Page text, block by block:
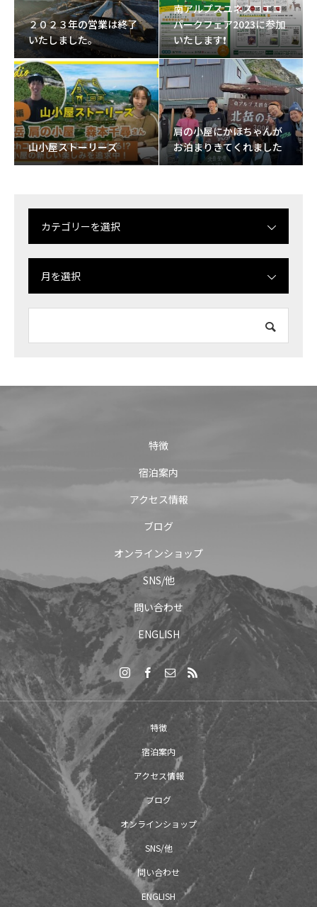
２０２３年の営業は終了
いたしました。
南アルプスユネスコエコ
パークフェア2023に参加
いたします❗
山小屋ストーリーズ
肩の小屋にかほちゃんが
お泊まりきてくれました
カテゴリーを選択
月を選択
特徴
宿泊案内
アクセス情報
ブログ
オンラインショップ
SNS/他
問い合わせ
ENGLISH
特徴
宿泊案内
アクセス情報
ブログ
オンラインショップ
SNS/他
問い合わせ
ENGLISH